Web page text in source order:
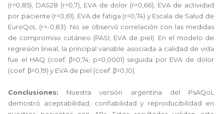
(r=0,85), DAS28 (r=0,7), EVA de dolor (r=0,66), EVA de actividad
por paciente (r=0,61), EVA de fatiga (r=0,74) y Escala de Salud de
EuroQoL (r=-0,83). No se observó correlación con las medidas
de compromiso cutáneo (PASI, EVA de piel). En el modelo de
regresión lineal, la principal variable asociada a calidad de vida
fue el HAQ (coef. β=0,74, p=0,0001) seguida por EVA de dolor
(coef. β=0,19) y EVA de piel (coef. β=0,10).
Conclusiones: Nuestra versión argentina del PsAQoL
demostró aceptabilidad, confiabilidad y reproducibilidad en